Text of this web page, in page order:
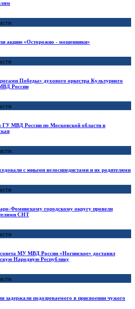
акцию «Осторожно - мошенники»
Победы» духового оркестра Культурного
России
ГУ МВД России по Московской области в
с юными велосипедистами и их родителями
Фоминскому городскому округу провели
СНТ
МУ МВД России «Ногинское» доставил
Народную Республику
задержали подозреваемого в присвоении чужого